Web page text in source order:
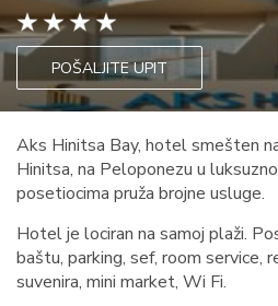
POŠALJITE UPIT
Aks Hinitsa Bay, hotel smešten
Hinitsa, na Peloponezu u
posetiocima pruža brojne usluge.
Hotel je lociran na samoj plaži.
baštu, parking, sef, room service,
suvenira, mini market, Wi Fi.